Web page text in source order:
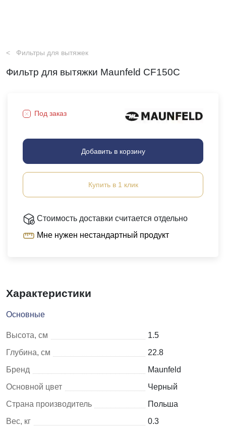
Фильтры для вытяжек
Фильтр для вытяжки Maunfeld CF150С
Под заказ
Добавить в корзину
Купить в 1 клик
Стоимость доставки считается отдельно
Мне нужен нестандартный продукт
Характеристики
Основные
Высота, см
1.5
Глубина, см
22.8
Бренд
Maunfeld
Основной цвет
Черный
Страна производитель
Польша
Вес, кг
0.3